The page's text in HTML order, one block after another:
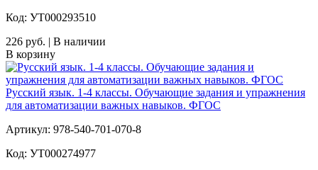
Код: УТ000293510
226 руб. | В наличии
В корзину
Русский язык. 1-4 классы. Обучающие задания и упражнения
для автоматизации важных навыков. ФГОС
Артикул: 978-540-701-070-8
Код: УТ000274977